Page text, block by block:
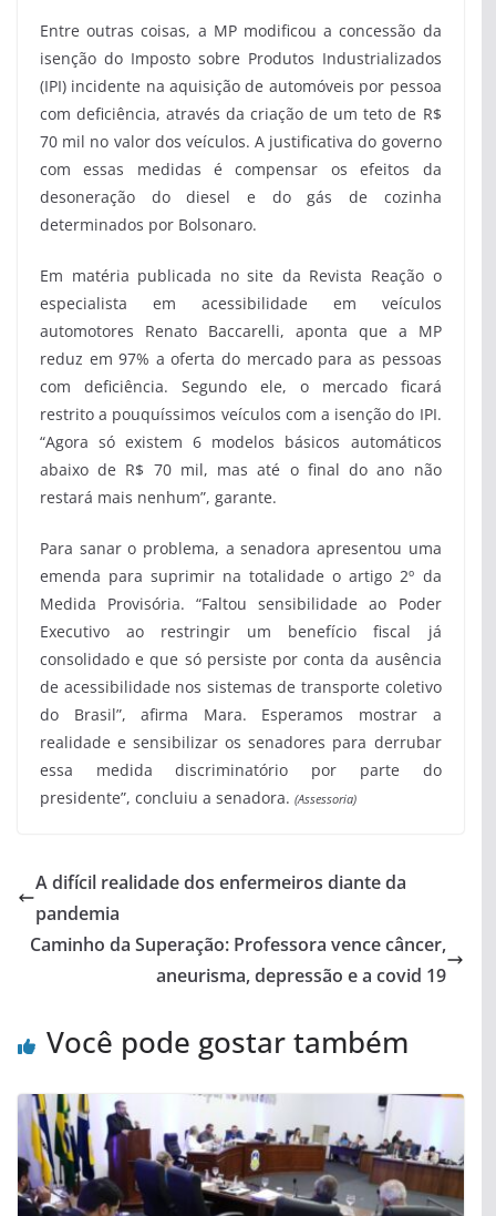
Entre outras coisas, a MP modificou a concessão da
isenção do Imposto sobre Produtos Industrializados
(IPI) incidente na aquisição de automóveis por pessoa
com deficiência, através da criação de um teto de R$
70 mil no valor dos veículos. A justificativa do governo
com essas medidas é compensar os efeitos da
desoneração do diesel e do gás de cozinha
determinados por Bolsonaro.
Em matéria publicada no site da Revista Reação o
especialista em acessibilidade em veículos
automotores Renato Baccarelli, aponta que a MP
reduz em 97% a oferta do mercado para as pessoas
com deficiência. Segundo ele, o mercado ficará
restrito a pouquíssimos veículos com a isenção do IPI.
“Agora só existem 6 modelos básicos automáticos
abaixo de R$ 70 mil, mas até o final do ano não
restará mais nenhum”, garante.
Para sanar o problema, a senadora apresentou uma
emenda para suprimir na totalidade o artigo 2º da
Medida Provisória. “Faltou sensibilidade ao Poder
Executivo ao restringir um benefício fiscal já
consolidado e que só persiste por conta da ausência
de acessibilidade nos sistemas de transporte coletivo
do Brasil”, afirma Mara. Esperamos mostrar a
realidade e sensibilizar os senadores para derrubar
essa medida discriminatório por parte do
presidente”, concluiu a senadora. (Assessoria)
A difícil realidade dos enfermeiros diante da
pandemia
Caminho da Superação: Professora vence câncer,
aneurisma, depressão e a covid 19
Você pode gostar também